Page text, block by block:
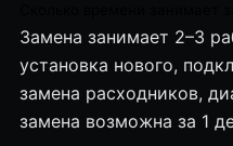
Замена занимает 2–3
установка нового,
замена расходников,
замена возможна за 1